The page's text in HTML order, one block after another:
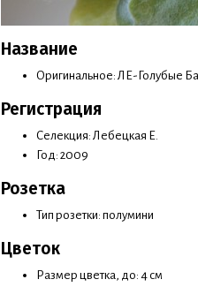
Название
Оригинальное: ЛЕ-Голубые
Регистрация
Селекция: Лебецкая Е.
Год: 2009
Розетка
Тип розетки: полумини
Цветок
Размер цветка, до: 4 см